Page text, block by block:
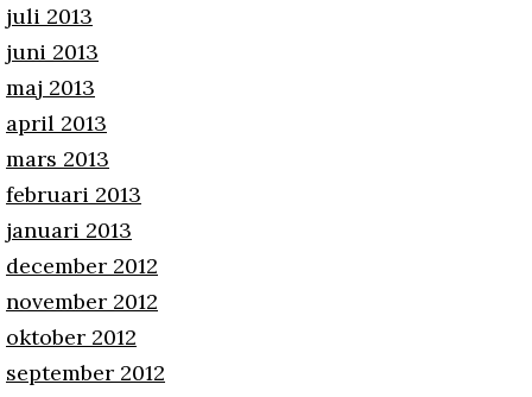
juli 2013
juni 2013
maj 2013
april 2013
mars 2013
februari 2013
januari 2013
december 2012
november 2012
oktober 2012
september 2012